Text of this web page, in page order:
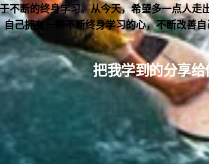
不断的终身学习。从今天，希望多一点人
自己拥有一颗不断终身学习的心，不断改善
把我学到的分享给